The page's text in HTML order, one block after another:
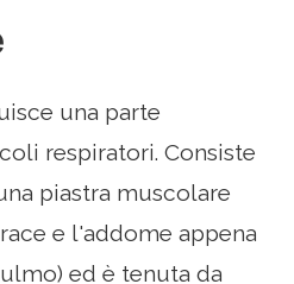
una parte
respiratori. Consiste
piastra muscolare
e l'addome appena
ed è tenuta da